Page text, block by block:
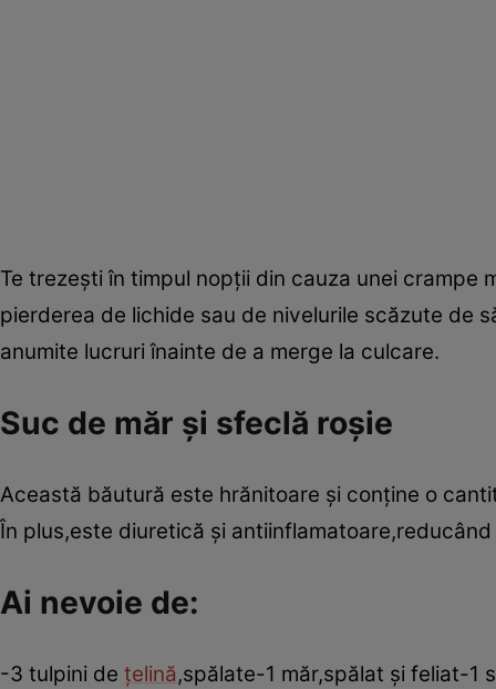
Te trezeşti în timpul nopţii din cauza unei crampe
pierderea de lichide sau de nivelurile scăzute de
anumite lucruri înainte de a merge la culcare.
Suc de măr şi sfeclă roşie
Această băutură este hrănitoare şi conţine o
În plus,este diuretică şi
Ai nevoie de:
-3 tulpini de ţelină,spălate-1 măr,spălat şi feliat-1